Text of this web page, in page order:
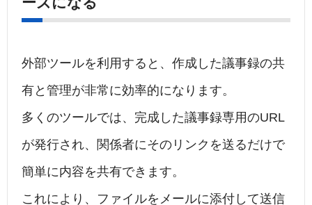
外部ツールを利用すると、作成した議事録の共
有と管理が非常に効率的になります。
多くのツールでは、完成した議事録専用のURL
が発行され、関係者にそのリンクを送るだけで
簡単に内容を共有できます。
これにより、ファイルをメールに添付して送信